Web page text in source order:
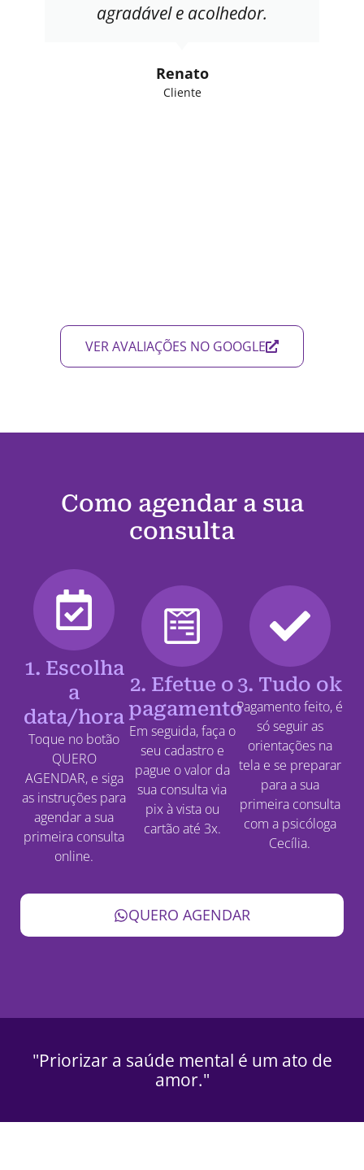
agradável e acolhedor.
Renato
Cliente
VER AVALIAÇÕES NO GOOGLE
Como agendar a sua
consulta
1. Escolha
a
data/hora
Toque no botão
QUERO
AGENDAR, e siga
as instruções para
agendar a sua
primeira consulta
online.
2. Efetue o
pagamento
Em seguida, faça o
seu cadastro e
pague o valor da
sua consulta via
pix à vista ou
cartão até 3x.
3. Tudo ok
Pagamento feito, é
só seguir as
orientações na
tela e se preparar
para a sua
primeira consulta
com a psicóloga
Cecília.
QUERO AGENDAR
"Priorizar a saúde mental é um ato de
amor."